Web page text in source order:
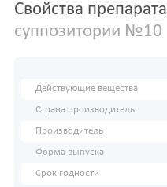
Свойства препарата
суппозитории №10
Действующие вещества
Страна производитель
Производитель
Форма выпуска
Срок годности